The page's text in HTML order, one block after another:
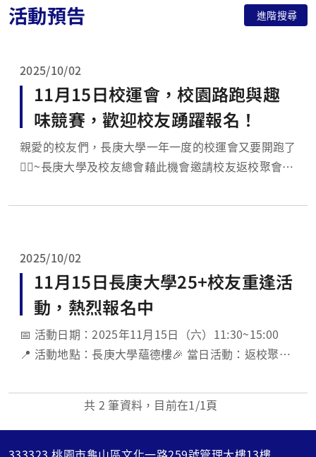
活動預告 進階搜尋
2025/10/02
11月15日校運會，校園路跑與趣
味競賽，歡迎校友踴躍報名！
親愛的校友們，長庚大學一年一度的校運會又要開跑了
🏃‍♂~長庚大學及校友總會藉此機會邀請校友返校聚會參
2025/10/02
11月15日長庚大學25+校友重逢活
動，熱烈報名中
📅 活動日期：2025年11月15日（六）11:30~15:00
📍 活動地點：長庚大學蘊德樓🎉 當日活動：返校聚
冊照片展、拍照留念等豐富內容。
共 2 筆資料，目前在1/1頁